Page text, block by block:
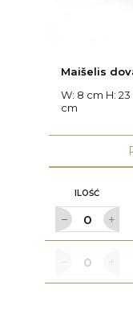
Maišelis
W: 8 cm H: 23
cm
ILOŚĆ